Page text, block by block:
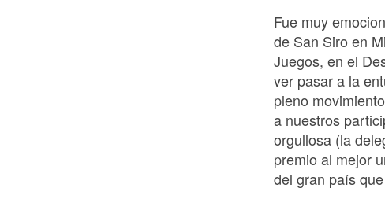
Fue muy
de San Siro en
Juegos, en el
ver pasar a la
pleno
a nuestros
orgullosa (la
premio al mejor
del gran país